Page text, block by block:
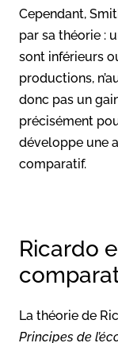
Cependant,
par sa théorie :
sont inférieurs
productions,
donc pas un
précisément
développe une
comparatif.
Ricardo
La théorie de
Principes de